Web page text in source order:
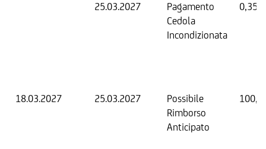
25.03.2027
Pagamento
Cedola
Incondizionata
0,35
18.03.2027 25.03.2027
Possibile
Rimborso
Anticipato